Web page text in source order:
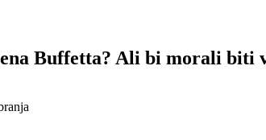
Buffetta? Ali bi morali biti